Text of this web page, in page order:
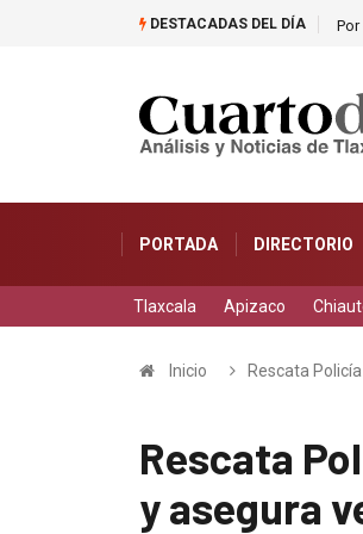
DESTACADAS DEL DÍA
PORTADA DIRECTORIO
Tlaxcala Apizaco
Inicio Rescata
Rescata
y asegura